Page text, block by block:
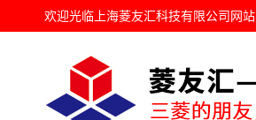
欢迎光临 上海菱友汇科技有限公司网站